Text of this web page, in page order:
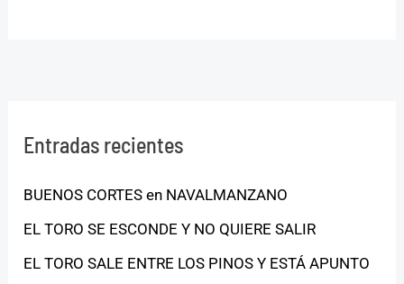
Entradas recientes
BUENOS CORTES en NAVALMANZANO
EL TORO SE ESCONDE Y NO QUIERE SALIR
EL TORO SALE ENTRE LOS PINOS Y ESTÁ APUNTO